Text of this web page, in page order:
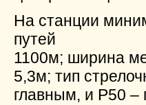
На станции
путей
1100м; ширина
5,3м; тип
главным, и Р50 –